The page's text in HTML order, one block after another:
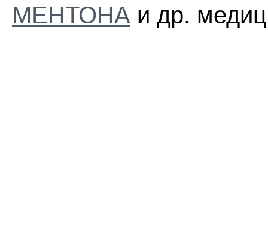
МЕНТОНА и др.